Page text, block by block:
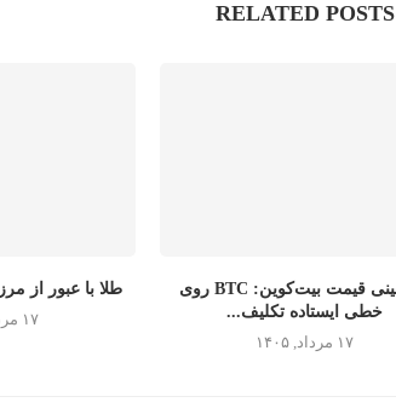
RELATED POSTS
طلا با عبور از مرز ۴,۲۰۰ دلار رکورد...
۱۷ مرداد, ۱۴۰۵
پیش‌بینی قیمت بیت‌کوین: BTC روی
خطی ایستاده تکلیف...
۱۷ مرداد, ۱۴۰۵